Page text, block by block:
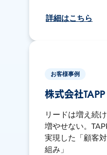
詳細はこちら
お客様事例
株式会社TAPP
リードは増え続
増やせない。
実現した「顧客
組み」